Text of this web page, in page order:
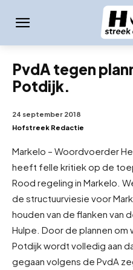
PvdA tegen
Potdijk.
24 september 2018
Hofstreek Redactie
Markelo – Woordvoerder
heeft felle kritiek op de
Rood regeling in Markelo.
de structuurviesie voor
houden van de flanken van
Hulpe. Door de plannen om
Potdijk wordt volledig aan
gegaan volgens de PvdA